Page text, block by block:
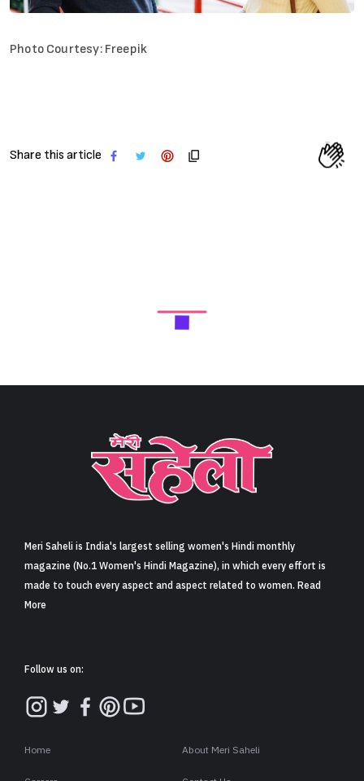
Photo Courtesy: Freepik
Share this article
Meri Saheli is India's largest selling women's Hindi monthly
magazine (No.1 Women's Hindi Magazine), in which every effort is
made to touch every aspect and aspect related to women. Read
More
Follow us on:
Home About Meri Saheli